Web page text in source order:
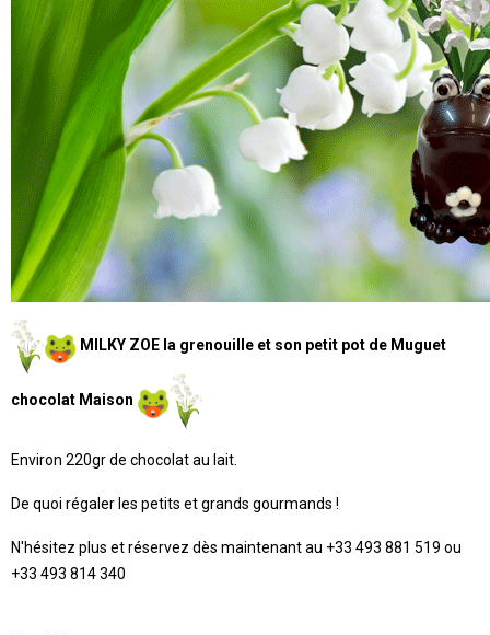
MILKY ZOE la grenouille et son petit pot de Muguet
chocolat Maison
Environ 220gr de chocolat au lait.
De quoi régaler les petits et grands gourmands !
N'hésitez plus et réservez dès maintenant au +33 493 881 519 ou
+33 493 814 340